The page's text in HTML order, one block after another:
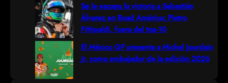
Se le escapa la victoria a Sebastián
Álvarez en Road América; Pietro
Fittipaldi, fuera del top-10
El México GP presenta a Michel Jourdain
Jr. como embajador de la edición 2026